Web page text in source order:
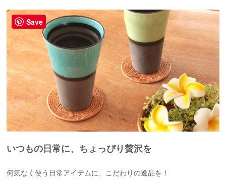
いつもの日常に、ちょっぴり贅沢を
何気なく使う日常アイテムに、こだわりの逸品を！
Save